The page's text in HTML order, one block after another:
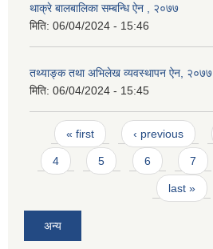
थाक्रे बालबालिका सम्बन्धि ऐन , २०७७
मिति: 06/04/2024 - 15:46
तथ्याङ्क तथा अभिलेख व्यवस्थापन ऐन, २०७७
मिति: 06/04/2024 - 15:45
Pages
« first ‹ previous
4 5 6 7
last »
अन्य